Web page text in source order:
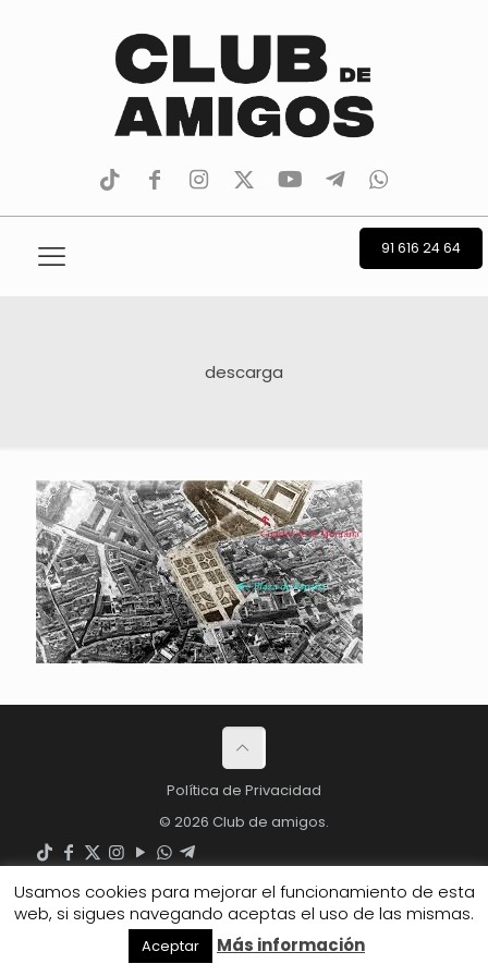
tiktokfacebookinstagram
TwitterYoutubeTelegramwhatsapp
91 616 24 64
descarga
Política de Privacidad
© 2026 Club de amigos.
Usamos cookies para mejorar el funcionamiento de esta
web, si sigues navegando aceptas el uso de las mismas.
Aceptar Más información